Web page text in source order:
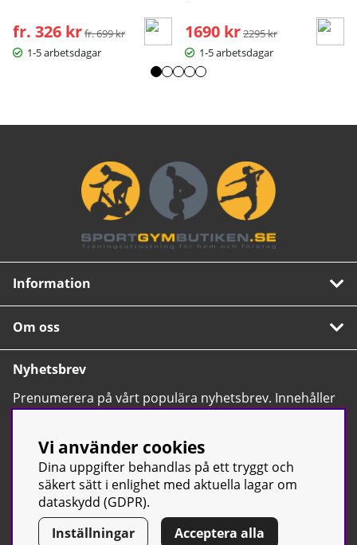
fr. 326 kr Ordinarie pris:
fr. 699 kr
1-5 arbetsdagar
1690 kr Ordinarie pris:
2295 kr
1-5 arbetsdagar
Information
Om oss
Nyhetsbrev
Prenumerera på vårt populära nyhetsbrev. Innehåller
tips, nyheter och våra allra bästa erbjudanden.
© Sport & Gym Butiken JTC AB | Kontakta oss| All rights reserved
Vi använder cookies
Dina uppgifter behandlas på ett tryggt och
säkert sätt i enlighet med aktuella lagar om
dataskydd (GDPR).
Inställningar
Acceptera alla